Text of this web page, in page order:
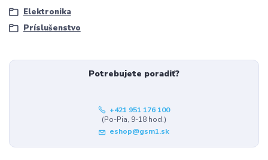
Elektronika
Príslušenstvo
Potrebujete poradiť?
+421 951 176 100
(Po-Pia, 9-18 hod.)
eshop@gsm1.sk